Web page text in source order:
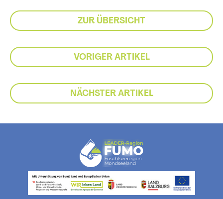
ZUR ÜBERSICHT
VORIGER ARTIKEL
NÄCHSTER ARTIKEL